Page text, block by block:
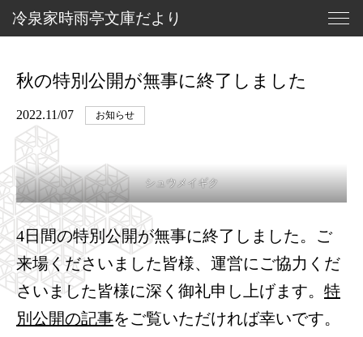
冷泉家時雨亭文庫だよ り
冷泉家と土の蔵
北の大蔵・新設の背景
寄付について
冷泉家時雨亭文庫
冷泉家について
冷泉家時雨亭文庫について
やまと歌がたり
玄武町余聞
御所北さんぽ
お問い合わせ
秋の特別公開が無事に終了しました
2022.11/07 お知らせ
シュウメイギク
4日間の特別公開が無事に終了しました。ご
来場くださいました皆様、運営にご協力くだ
さいました皆様に深く御礼申し上げます。 特
別公開の記事をご覧いただければ幸いです。